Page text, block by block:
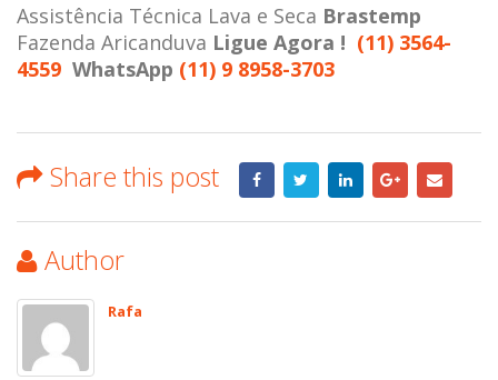
Assistência Técnica Lava e Seca Brastemp
Fazenda Aricanduva Ligue Agora ! (11) 3564-
4559 WhatsApp (11) 9 8958-3703
Share this post
Author
Rafa